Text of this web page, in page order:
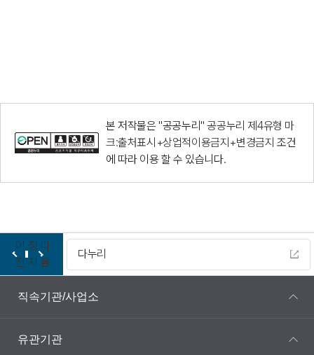
본 저작물은 "공공누리"공공누리 제4유형 마
크:출처표시+상업적이용금지+변경금지 조건
에 따라 이용 할 수 있습니다.
이
전
정
지
다
음
다누리
직속기관/사업소
유관기관